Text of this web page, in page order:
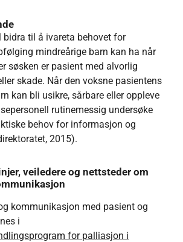
bidra til å ivareta behovet for
mindreårige barn kan ha når
søsken er pasient med alvorlig
skade. Når den voksne pasientens
kan bli usikre, sårbare eller oppleve
rutinemessig undersøke
behov for informasjon og
2015).
veiledere og nettsteder om
kommunikasjon med pasient og
i
for palliasjon i